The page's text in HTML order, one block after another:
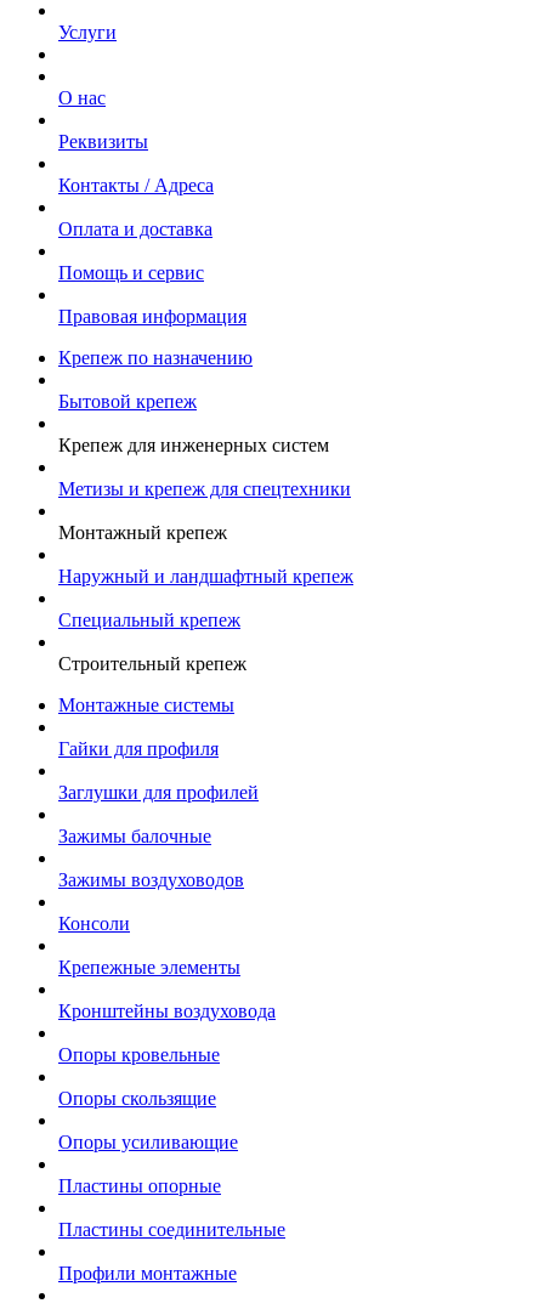
Услуги
О нас
Реквизиты
Контакты / Адреса
Оплата и доставка
Помощь и сервис
Правовая информация
Крепеж по назначению
Бытовой крепеж
Крепеж для инженерных систем
Метизы и крепеж для спецтехники
Монтажный крепеж
Наружный и ландшафтный крепеж
Специальный крепеж
Строительный крепеж
Монтажные системы
Гайки для профиля
Заглушки для профилей
Зажимы балочные
Зажимы воздуховодов
Консоли
Крепежные элементы
Кронштейны воздуховода
Опоры кровельные
Опоры скользящие
Опоры усиливающие
Пластины опорные
Пластины соединительные
Профили монтажные